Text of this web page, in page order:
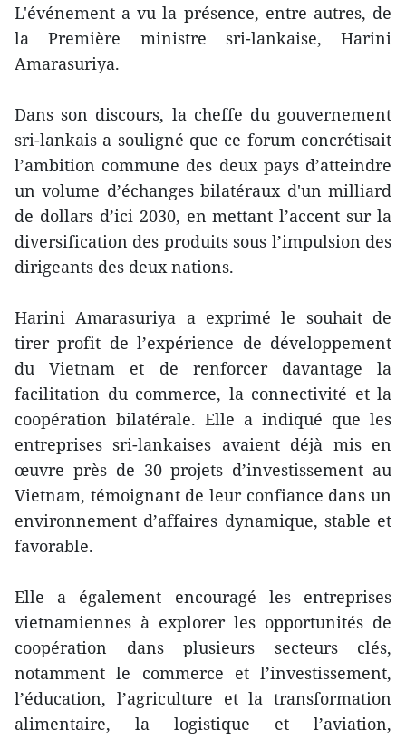
L'événement a vu la présence, entre autres, de
la Première ministre sri-lankaise, Harini
Amarasuriya.
Dans son discours, la cheffe du gouvernement
sri-lankais a souligné que ce forum concrétisait
l’ambition commune des deux pays d’atteindre
un volume d’échanges bilatéraux d'un milliard
de dollars d’ici 2030, en mettant l’accent sur la
diversification des produits sous l’impulsion des
dirigeants des deux nations.
Harini Amarasuriya a exprimé le souhait de
tirer profit de l’expérience de développement
du Vietnam et de renforcer davantage la
facilitation du commerce, la connectivité et la
coopération bilatérale. Elle a indiqué que les
entreprises sri-lankaises avaient déjà mis en
œuvre près de 30 projets d’investissement au
Vietnam, témoignant de leur confiance dans un
environnement d’affaires dynamique, stable et
favorable.
Elle a également encouragé les entreprises
vietnamiennes à explorer les opportunités de
coopération dans plusieurs secteurs clés,
notamment le commerce et l’investissement,
l’éducation, l’agriculture et la transformation
alimentaire, la logistique et l’aviation,